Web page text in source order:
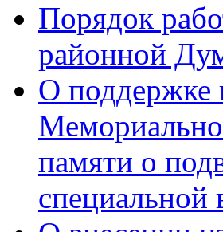
Порядок
районной
О поддержке
памяти о
специальной